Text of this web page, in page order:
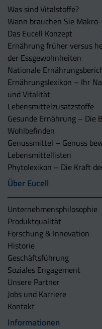
Was sind Vitalstoffe?
Wann brauchen Sie
Das Eucell Konzept
Ernährung früher versus
der Essgewohnheiten
Nationale
Ernährungslexikon – Ihr
und Vitalität
Lebensmittelzusatzstoffe
Gesunde Ernährung – Die
Wohlbefinden
Genussmittel – Genuss
Lebensmittellisten
Phytolexikon – Die Kraft
Über Eucell
Unternehmens­philosophie
Produktqualität
Forschung & Innovation
Historie
Geschäftsführung
Soziales Engagement
Unsere Partner
Jobs und Karriere
Kontakt
Informationen